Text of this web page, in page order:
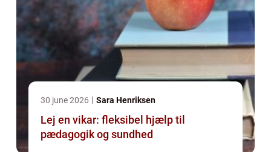
30 june 2026 Sara Henriksen
Lej en vikar: fleksibel hjælp til
pædagogik og sundhed